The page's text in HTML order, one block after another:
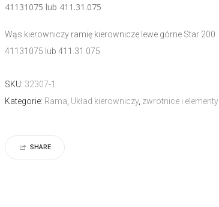
41131075 lub 411.31.075
Wąs kierowniczy ramię kierownicze lewe górne Star 200
41131075 lub 411.31.075
SKU: 32307-1
Kategorie: Rama Układ kierowniczy, zwrotnice i elementy
SHARE